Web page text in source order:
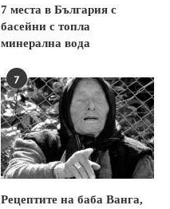
7 места в България с
басейни с топла
минерална вода
7
Рецептите на баба Ванга,